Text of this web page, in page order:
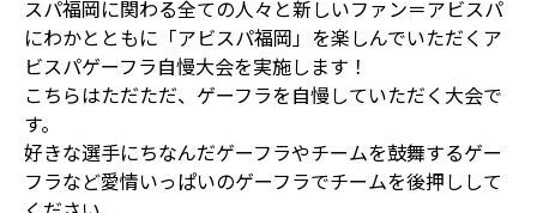
スパ福岡に関わる全ての人々と新しいファン＝アビスパ
にわかとともに「アビスパ福岡」を楽しんでいただくア
ビスパゲーフラ自慢大会を実施します！
こちらはただただ、ゲーフラを自慢していただく大会で
す。
好きな選手にちなんだゲーフラやチームを鼓舞するゲー
フラなど愛情いっぱいのゲーフラでチームを後押しして